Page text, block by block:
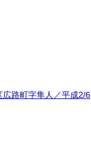
路町字隼人／平成2/6